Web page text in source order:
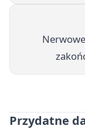
Przydatne